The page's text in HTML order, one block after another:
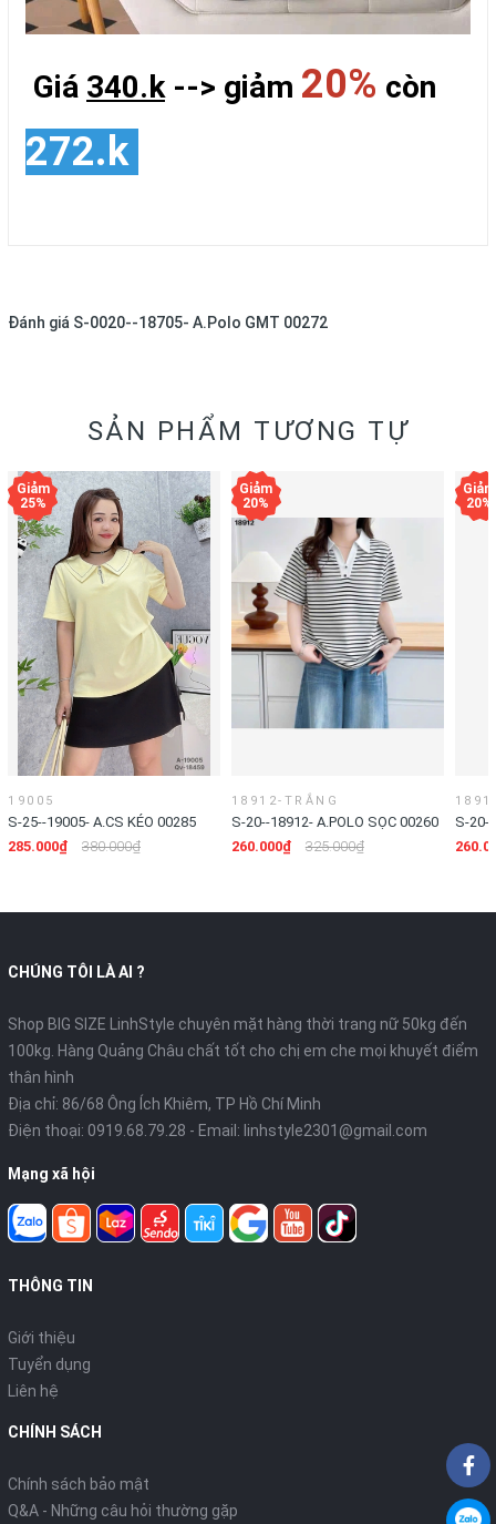
Giá 340.k--> giảm 20% còn
272.k
Đánh giá S-0020--18705- A.Polo GMT 00272
SẢN PHẨM TƯƠNG TỰ
19005
S-25--19005- A.CS KÉO 00285
285.000₫
380.000₫
18912-TRẮNG
S-20--18912- A.POLO SỌC 00260
260.000₫
325.000₫
S-
CHÚNG TÔI LÀ AI ?
Shop BIG SIZE LinhStyle chuyên mặt hàng thời trang nữ 50kg đến
100kg. Hàng Quảng Châu chất tốt cho chị em che mọi khuyết điểm
thân hình
Địa chỉ: 86/68 Ông Ích Khiêm, TP Hồ Chí Minh
Điện thoại: 0919.68.79.28 - Email: linhstyle2301@gmail.com
Mạng xã hội
THÔNG TIN
Giới thiệu
Tuyển dụng
Liên hệ
CHÍNH SÁCH
Chính sách bảo mật
Q&A - Những câu hỏi thường gặp